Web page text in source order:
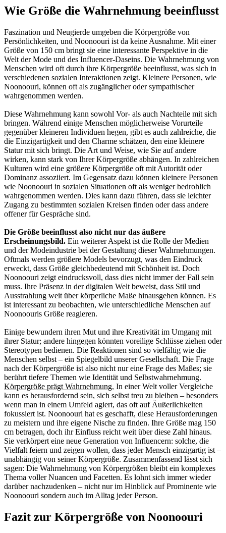
Wie Größe die Wahrnehmung beeinflusst
Faszination und Neugierde umgeben die Körpergröße von
Persönlichkeiten, und Noonoouri ist da keine Ausnahme. Mit einer
Größe von 150 cm bringt sie eine interessante Perspektive in die
Welt der Mode und des Influencer-Daseins. Die Wahrnehmung von
Menschen wird oft durch ihre Körpergröße beeinflusst, was sich in
verschiedenen sozialen Interaktionen zeigt. Kleinere Personen, wie
Noonoouri, können oft als zugänglicher oder sympathischer
wahrgenommen werden.
Diese Wahrnehmung kann sowohl Vor- als auch Nachteile mit sich
bringen. Während einige Menschen möglicherweise Vorurteile
gegenüber kleineren Individuen hegen, gibt es auch zahlreiche, die
die Einzigartigkeit und den Charme schätzen, den eine kleinere
Statur mit sich bringt. Die Art und Weise, wie Sie auf andere
wirken, kann stark von Ihrer Körpergröße abhängen. In zahlreichen
Kulturen wird eine größere Körpergröße oft mit Autorität oder
Dominanz assoziiert. Im Gegensatz dazu können kleinere Personen
wie Noonoouri in sozialen Situationen oft als weniger bedrohlich
wahrgenommen werden. Dies kann dazu führen, dass sie leichter
Zugang zu bestimmten sozialen Kreisen finden oder dass andere
offener für Gespräche sind.
Die Größe beeinflusst also nicht nur das äußere
Erscheinungsbild. Ein weiterer Aspekt ist die Rolle der Medien
und der Modeindustrie bei der Gestaltung dieser Wahrnehmungen.
Oftmals werden größere Models bevorzugt, was den Eindruck
erweckt, dass Größe gleichbedeutend mit Schönheit ist. Doch
Noonoouri zeigt eindrucksvoll, dass dies nicht immer der Fall sein
muss. Ihre Präsenz in der digitalen Welt beweist, dass Stil und
Ausstrahlung weit über körperliche Maße hinausgehen können. Es
ist interessant zu beobachten, wie unterschiedliche Menschen auf
Noonoouris Größe reagieren.
Einige bewundern ihren Mut und ihre Kreativität im Umgang mit
ihrer Statur; andere hingegen könnten voreilige Schlüsse ziehen oder
Stereotypen bedienen. Die Reaktionen sind so vielfältig wie die
Menschen selbst – ein Spiegelbild unserer Gesellschaft. Die Frage
nach der Körpergröße ist also nicht nur eine Frage des Maßes; sie
berührt tiefere Themen wie Identität und Selbstwahrnehmung.
Körpergröße prägt Wahrnehmung. In einer Welt voller Vergleiche
kann es herausfordernd sein, sich selbst treu zu bleiben – besonders
wenn man in einem Umfeld agiert, das oft auf Äußerlichkeiten
fokussiert ist. Noonoouri hat es geschafft, diese Herausforderungen
zu meistern und ihre eigene Nische zu finden. Ihre Größe mag 150
cm betragen, doch ihr Einfluss reicht weit über diese Zahl hinaus.
Sie verkörpert eine neue Generation von Influencern: solche, die
Vielfalt feiern und zeigen wollen, dass jeder Mensch einzigartig ist –
unabhängig von seiner Körpergröße. Zusammenfassend lässt sich
sagen: Die Wahrnehmung von Körpergrößen bleibt ein komplexes
Thema voller Nuancen und Facetten. Es lohnt sich immer wieder
darüber nachzudenken – nicht nur im Hinblick auf Prominente wie
Noonoouri sondern auch im Alltag jeder Person.
Fazit zur Körpergröße von Noonoouri